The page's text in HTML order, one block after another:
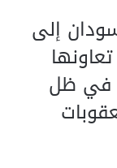
إلى
في ظل